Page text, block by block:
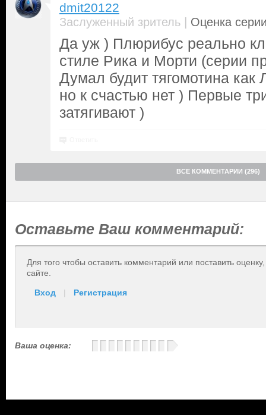
dmit20122
Заслуженный зритель | Оценка
Да уж ) Плюрибус реально
стиле Рика и Морти (серии
Думал будит тягомотина как
но к счастью нет ) Первые
затягивают )
ВСЕ КОММЕНТАРИИ (296)
Оставьте Ваш комментарий:
Для того чтобы оставить комментарий или поставить
сайте.
Вход | Регистрация
Ваша оценка: